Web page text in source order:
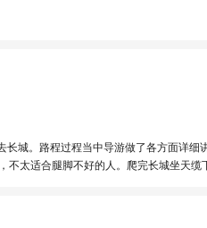
城。路程过程当中导游做了各方面详
太适合腿脚不好的人。爬完长城坐天